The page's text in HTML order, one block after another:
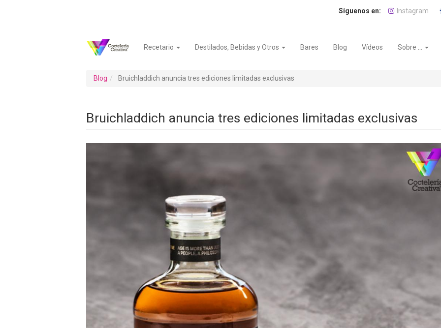
Instagram
NavegaciónRecetario Destilados, Bebidas y Otros Bares Blog Vídeos Sobre ...
Menú
cuenta
de
Blog Bruichladdich anuncia tres ediciones limitadas exclusivas
Bruichladdich anuncia tres ediciones limitadas exclusivas